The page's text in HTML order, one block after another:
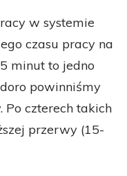
w systemie
czasu pracy na
minut to jedno
powinniśmy
czterech takich
przerwy (15-